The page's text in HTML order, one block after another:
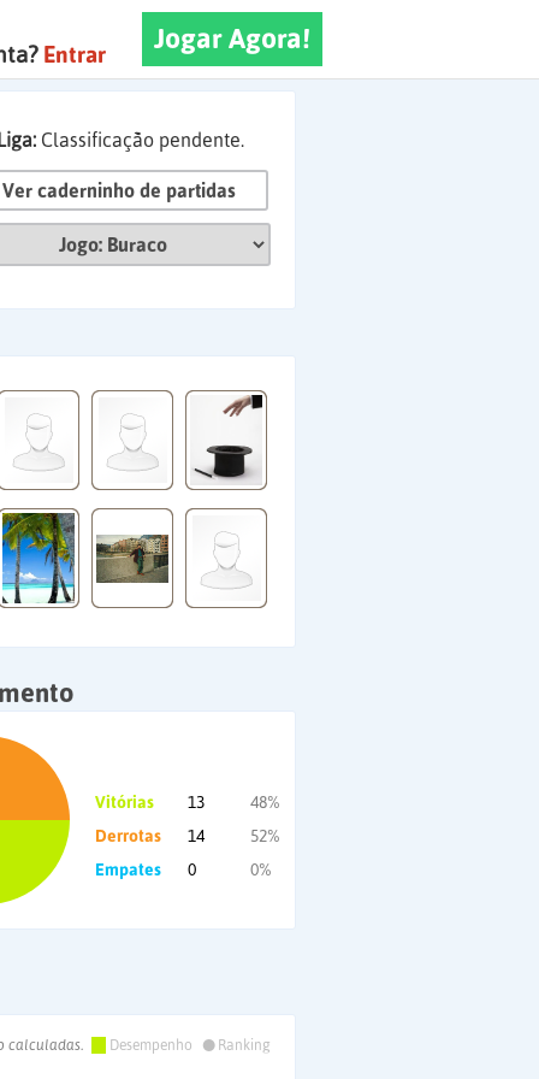
Jogar Agora!
Entrar
Classificação pendente.
Ver caderninho de partidas
Vitórias 13
48%
Derrotas
14
52%
Empates
0 0%
calculadas. Desempenho •
Ranking